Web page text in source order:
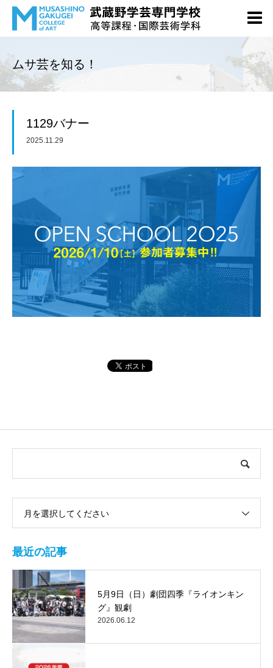
ムサ芸を知る！
1129バナー
2025.11.29
月を選択してください
最近の記事
5月9日（日）劇団四季『ライオンキン
グ』観劇
2026.06.12